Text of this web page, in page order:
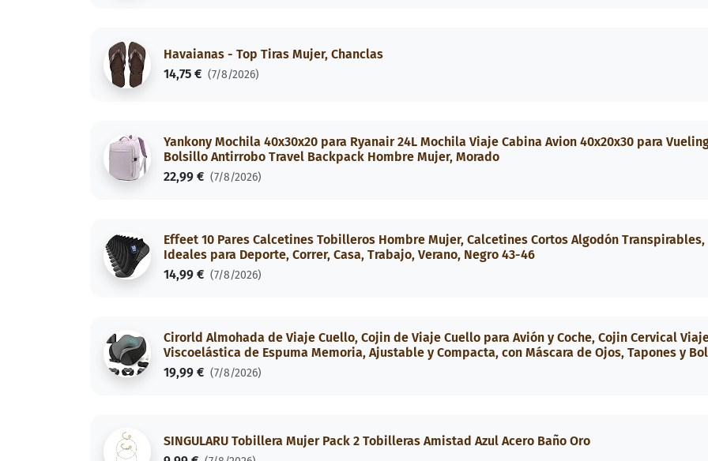
Havaianas - Top Tiras Mujer, Chanclas
14,75 € (7/8/2026)
Yankony Mochila 40x30x20 para Ryanair 24L Mochila Viaje Cabina Avion 40x20x30 para
Bolsillo Antirrobo Travel Backpack Hombre Mujer, Morado
22,99 € (7/8/2026)
Effeet 10 Pares Calcetines Tobilleros Hombre Mujer, Calcetines Cortos Algodón Transpirables,
Ideales para Deporte, Correr, Casa, Trabajo, Verano, Negro 43-46
14,99 € (7/8/2026)
Cirorld Almohada de Viaje Cuello, Cojin de Viaje Cuello para Avión y Coche, Cojin Cervical
Viscoelástica de Espuma Memoria, Ajustable y Compacta, con Máscara de Ojos, Tapones y
19,99 € (7/8/2026)
SINGULARU Tobillera Mujer Pack 2 Tobilleras Amistad Azul Acero Baño Oro